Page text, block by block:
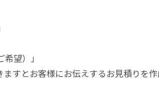
望）」
すとお客様にお伝えするお見積りを